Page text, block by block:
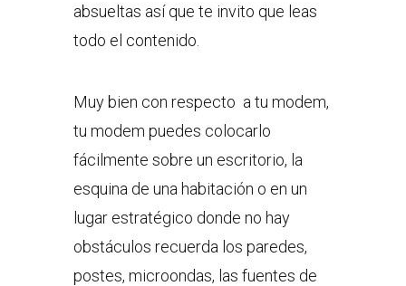
absueltas así que te invito que leas
todo el contenido.
Muy bien con respecto a tu modem,
tu modem puedes colocarlo
fácilmente sobre un escritorio, la
esquina de una habitación o en un
lugar estratégico donde no hay
obstáculos recuerda los paredes,
postes, microondas, las fuentes de